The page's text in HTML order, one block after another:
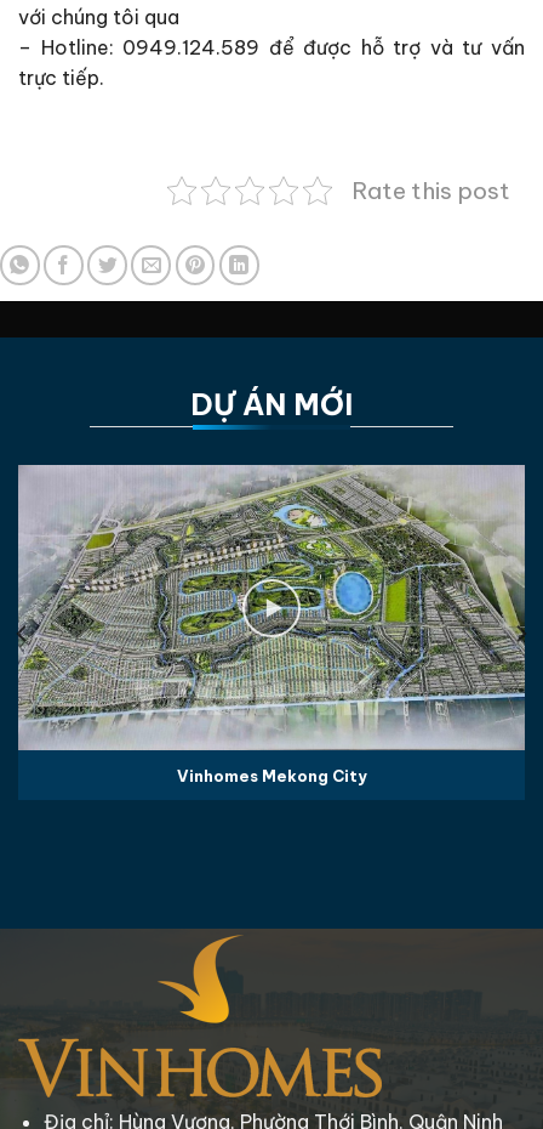
với chúng tôi qua
– Hotline: 0949.124.589 để được hỗ trợ và tư vấn
trực tiếp.
Rate this post
DỰ ÁN MỚI
Vinhomes Mekong City
Địa chỉ: Hùng Vương, Phường Thới Bình, Quận Ninh